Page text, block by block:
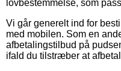
lovbestemmelse, som
Vi går generelt ind for
med mobilen. Som en
afbetalingstilbud på
ifald du tilstræber at